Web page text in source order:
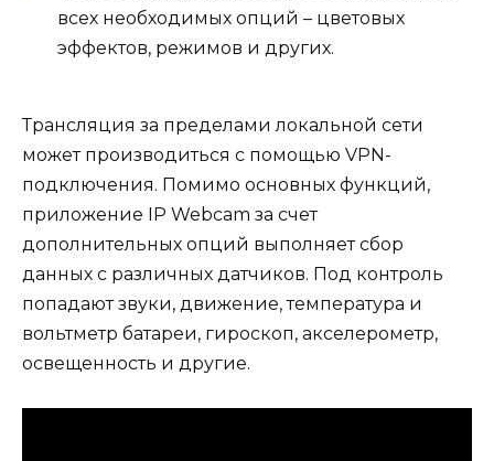
всех необходимых опций – цветовых
эффектов, режимов и других.
Трансляция за пределами локальной сети
может производиться с помощью VPN-
подключения. Помимо основных функций,
приложение IP Webcam за счет
дополнительных опций выполняет сбор
данных с различных датчиков. Под контроль
попадают звуки, движение, температура и
вольтметр батареи, гироскоп, акселерометр,
освещенность и другие.